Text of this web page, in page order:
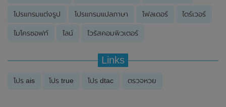
โปรแกรมแต่งรูป โปรแกรมแปลภาษา โฟลเดอร์ ไดร์เวอร์
ไมโครซอฟท์ ไลน์ ไวรัสคอมพิวเตอร์
Links
โปร ais โปร true โปร dtac ตรวจหวย